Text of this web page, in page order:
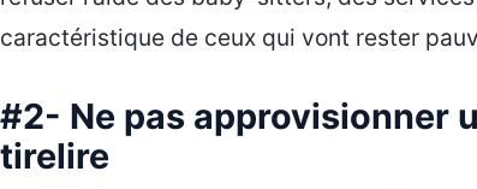
caractéristique de ceux qui vont rester
#2- Ne pas approvisionner
tirelire